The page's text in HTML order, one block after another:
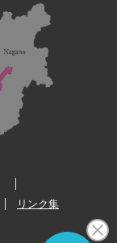
リンク集